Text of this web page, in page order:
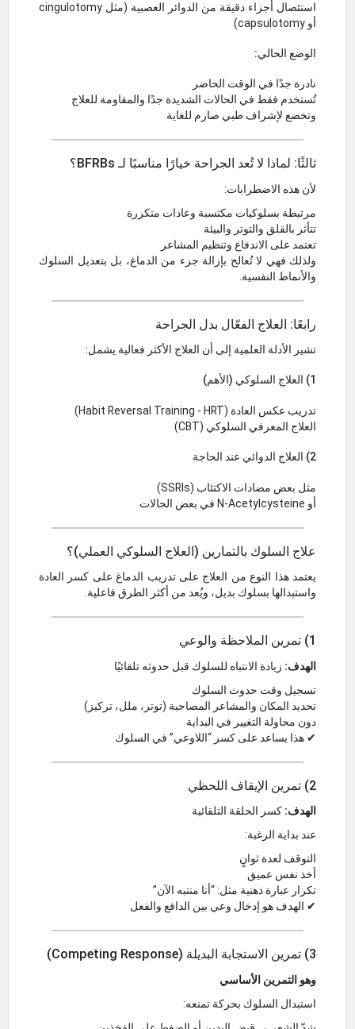
استئصال أجزاء دقيقة من الدوائر العصبية (مثل cingulotomy
أو capsulotomy)
الوضع الحالي:
نادرة جدًا في الوقت الحاضر
تُستخدم فقط في الحالات الشديدة جدًا والمقاومة للعلاج
وتخضع لإشراف طبي صارم للغاية
ثالثًا: لماذا لا تُعد الجراحة خيارًا مناسبًا لـ BFRBs؟
لأن هذه الاضطرابات:
مرتبطة بسلوكيات مكتسبة وعادات متكررة
تتأثر بالقلق والتوتر والبيئة
تعتمد على الاندفاع وتنظيم المشاعر
ولذلك فهي لا تُعالج بإزالة جزء من الدماغ، بل بتعديل السلوك
والأنماط النفسية.
رابعًا: العلاج الفعّال بدل الجراحة
تشير الأدلة العلمية إلى أن العلاج الأكثر فعالية يشمل:
1) العلاج السلوكي (الأهم)
تدريب عكس العادة (Habit Reversal Training - HRT)
العلاج المعرفي السلوكي (CBT)
2) العلاج الدوائي عند الحاجة
مثل بعض مضادات الاكتئاب (SSRIs)
أو N-Acetylcysteine في بعض الحالات
علاج السلوك بالتمارين (العلاج السلوكي العملي)؟
يعتمد هذا النوع من العلاج على تدريب الدماغ على كسر العادة
واستبدالها بسلوك بديل، ويُعد من أكثر الطرق فاعلية.
1) تمرين الملاحظة والوعي
الهدف: زيادة الانتباه للسلوك قبل حدوثه تلقائيًا
تسجيل وقت حدوث السلوك
تحديد المكان والمشاعر المصاحبة (توتر، ملل، تركيز)
دون محاولة التغيير في البداية
✔ هذا يساعد على كسر “اللاوعي” في السلوك
2) تمرين الإيقاف اللحظي
الهدف: كسر الحلقة التلقائية
عند بداية الرغبة:
التوقف لعدة ثوانٍ
أخذ نفس عميق
تكرار عبارة ذهنية مثل: “أنا منتبه الآن”
✔ الهدف هو إدخال وعي بين الدافع والفعل
3) تمرين الاستجابة البديلة (Competing Response)
وهو التمرين الأساسي
استبدال السلوك بحركة تمنعه: